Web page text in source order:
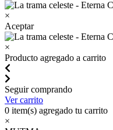
×
Aceptar
×
Producto agregado a carrito
Seguir comprando
Ver carrito
0 item(s) agregado tu carrito
×